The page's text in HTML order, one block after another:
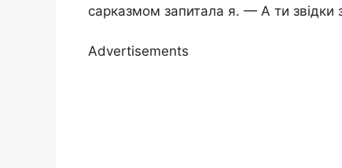
сарказмом запитала я. — А ти звідки
Advertisements